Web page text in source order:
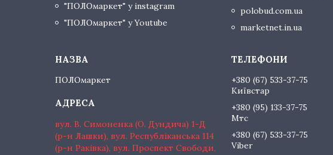
"ПОЛОмаркет" у instagram
"ПОЛОмаркет" у Youtube
polobud.com.ua
marketnet.in.ua
ПОЛОмаркет
вул. В. Симоненка (О. Дундича) 1-Д
(р-н Лашки), вул. Республіканська 114
(р-н Раківка), вул. Проспект Свободи,
+380 (67) 533-37-75
Київстар
+380 (95) 133-37-75
Мтс
+380 (67) 533-37-75
Viber